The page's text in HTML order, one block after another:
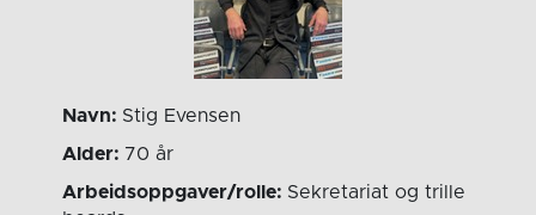
Navn: Stig Evensen
Alder: 70 år
Arbeidsoppgaver/rolle: Sekretariat og trille